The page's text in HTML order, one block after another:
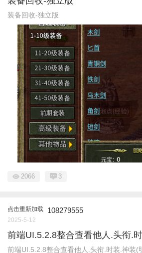
装备回收-独立版
2066 3
点击重新加载 108279555
2025-5-12
前端UI.5.2.8整合查看他人.头衔.
前端UI.5.2.8整合查看他人.头衔.时装.神装(